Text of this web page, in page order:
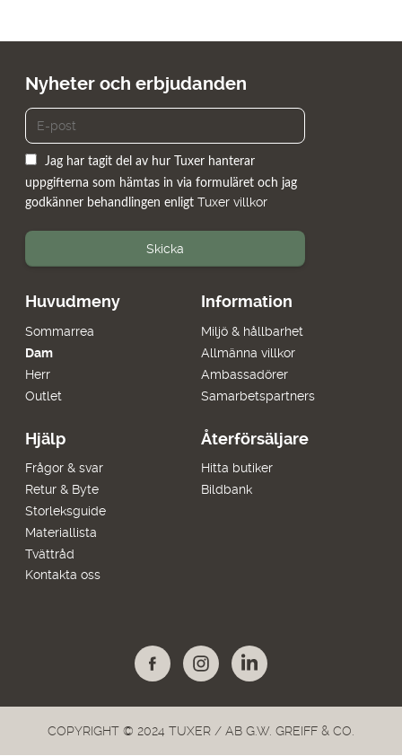
Huvudmeny
Sommarrea
Dam
Herr
Outlet
Information
Miljö & hållbarhet
Allmänna villkor
Ambassadörer
Samarbetspartners
Hjälp
Frågor & svar
Retur & Byte
Storleksguide
Materiallista
Tvättråd
Kontakta oss
Återförsäljare
Hitta butiker
Bildbank
Nyheter och erbjudanden
Jag har tagit del av hur Tuxer hanterar
uppgifterna som hämtas in via formuläret och jag
godkänner behandlingen enligt Tuxer villkor
Skicka
COPYRIGHT © 2024 TUXER / AB G.W. GREIFF & CO.